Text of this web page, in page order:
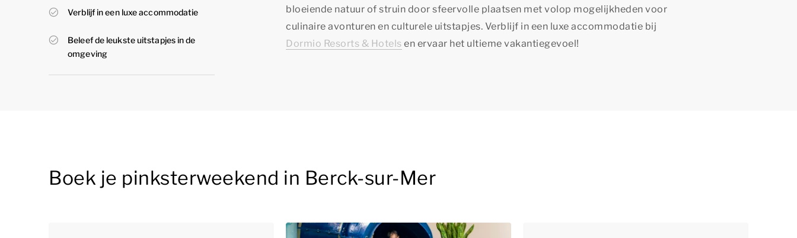
Verblijf in een luxe accommodatie
Beleef de leukste uitstapjes in de
omgeving
bloeiende natuur of struin door sfeervolle plaatsen met volop mogelijkheden voor
culinaire avonturen en culturele uitstapjes. Verblijf in een luxe accommodatie bij
Dormio Resorts & Hotels en ervaar het ultieme vakantiegevoel!
Boek je pinksterweekend in Berck-sur-Mer